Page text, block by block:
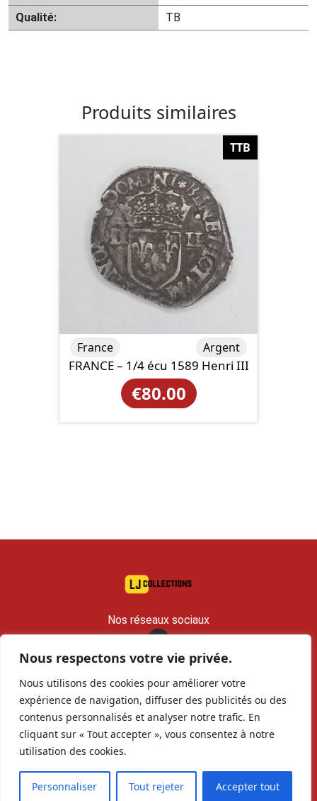
Nous respectons votre vie privée.
Nous utilisons des cookies pour améliorer votre
expérience de navigation, diffuser des publicités ou des
contenus personnalisés et analyser notre trafic. En
cliquant sur « Tout accepter », vous consentez à notre
utilisation des cookies.
Personnaliser Tout rejeter Accepter tout
Qualité:
TB
Produits similaires
TTB
FRANCE – 1/4 écu 1589 Henri III
€80.00
France Argent
Nos réseaux sociaux
contact@lj-collections.com
RCS 979 374 147 Romans
Vous voulez
vendre ?
Contact Archives